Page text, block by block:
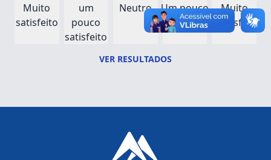
Muito
satisfeito
um
pouco
satisfeito
Neutro
Um pouco
insatisfeito
Muito
insatisfeito
VER RESULTADOS